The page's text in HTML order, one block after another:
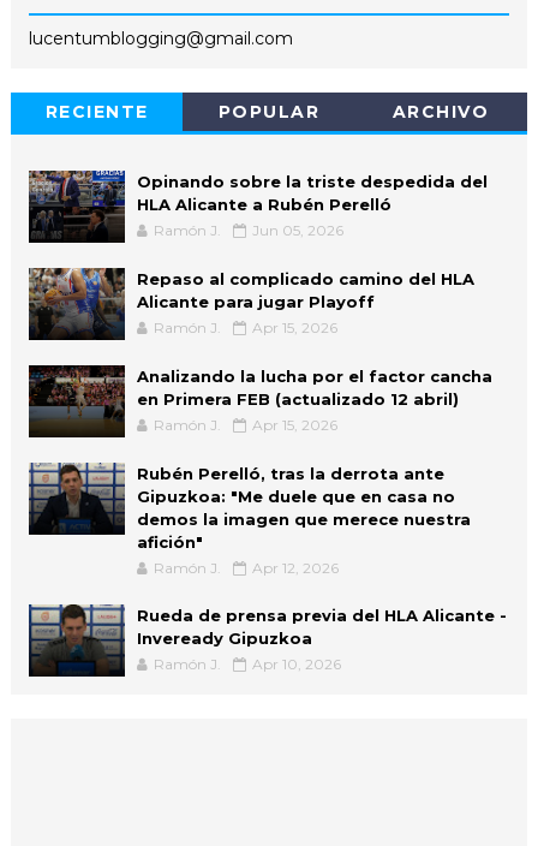
lucentumblogging@gmail.com
RECIENTE POPULAR ARCHIVO
Opinando sobre la triste despedida del
HLA Alicante a Rubén Perelló
Ramón J. Jun 05, 2026
Repaso al complicado camino del HLA
Alicante para jugar Playoff
Ramón J. Apr 15, 2026
Analizando la lucha por el factor cancha
en Primera FEB (actualizado 12 abril)
Ramón J. Apr 15, 2026
Rubén Perelló, tras la derrota ante
Gipuzkoa: "Me duele que en casa no
demos la imagen que merece nuestra
afición"
Ramón J. Apr 12, 2026
Rueda de prensa previa del HLA Alicante -
Inveready Gipuzkoa
Ramón J. Apr 10, 2026